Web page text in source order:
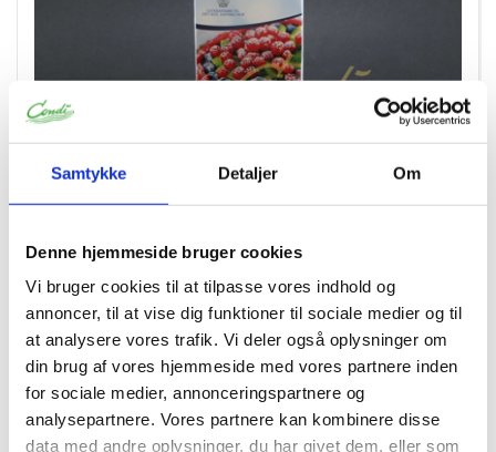
Samtykke Detaljer Om
Denne hjemmeside bruger cookies
Vi bruger cookies til at tilpasse vores indhold og
annoncer, til at vise dig funktioner til sociale medier og til
at analysere vores trafik. Vi deler også oplysninger om
din brug af vores hjemmeside med vores partnere inden
for sociale medier, annonceringspartnere og
analysepartnere. Vores partnere kan kombinere disse
data med andre oplysninger, du har givet dem, eller som
Flormelis 0,5 kg